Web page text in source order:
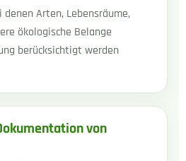
denen Arten, Lebensräume,
ökologische Belange
berücksichtigt werden
von